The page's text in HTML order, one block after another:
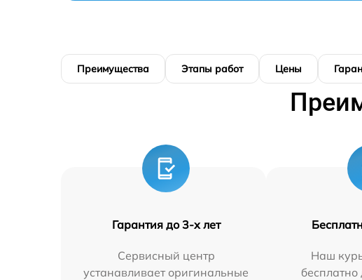
Преимущества Этапы работ Цены
Гарантия до 3-х лет
Сервисный центр
устанавливает оригинальные
Наш